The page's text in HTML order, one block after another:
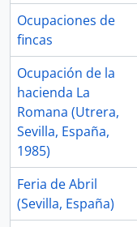
Ocupaciones de
fincas
Ocupación de la
hacienda La
Romana (Utrera,
Sevilla, España,
1985)
Feria de Abril
(Sevilla, España)